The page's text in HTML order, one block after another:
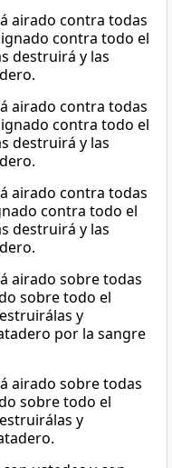
airado contra todas
contra todo el
destruirá y las
airado contra todas
contra todo el
destruirá y las
airado contra todas
contra todo el
destruirá y las
airado sobre todas
sobre todo el
y
por la sangre
airado sobre todas
sobre todo el
y